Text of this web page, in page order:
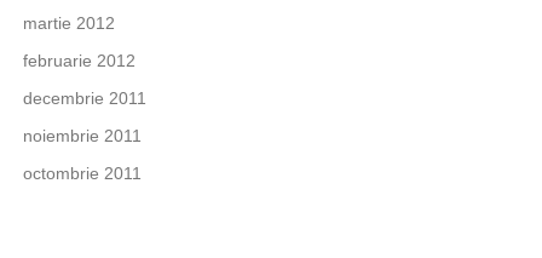
martie 2012
februarie 2012
decembrie 2011
noiembrie 2011
octombrie 2011